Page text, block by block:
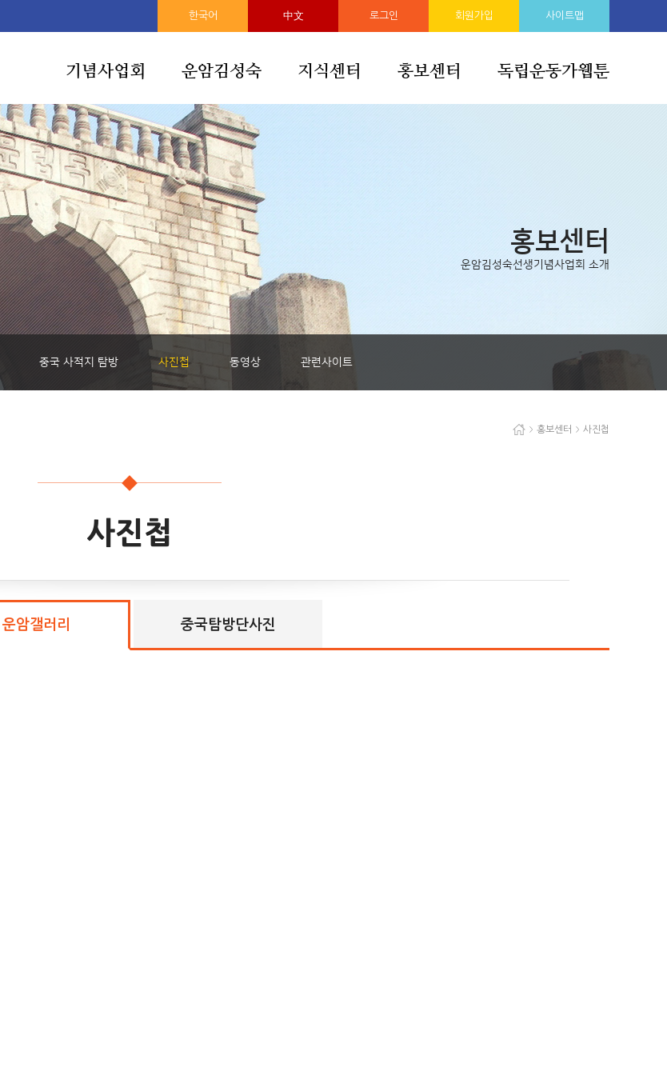
한국어 中文 로그인 회원가입 사이트맵
기념사업회 운암김성숙 지식센터 홍보센터 독립운동가웹툰
홍보센터
운암김성숙선생기념사업회 소개
중국 사적지 탐방 사진첩 동영상 관련사이트
홍보센터 사진첩
사진첩
운암갤러리 중국탐방단사진